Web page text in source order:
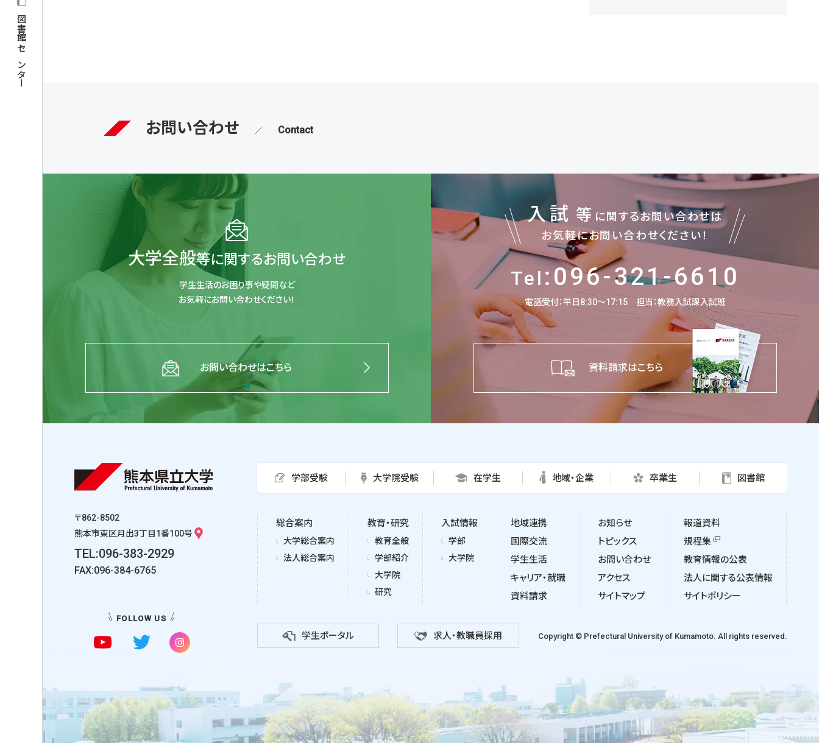
図書館・センター
お問い合わせ Contact
大学全般等に関するお問い合わせ
学生生活のお困り事や疑問など
お気軽にお問い合わせください！
お問い合わせはこちら
入試 等 に関するお問い合わせは
お気軽にお問い合わせください！
Tel :096-321-6610
電話受付：平日8:30～17:15 担当：教務入試課入試班
資料請求はこちら
〒862-8502
熊本市東区月出3丁目1番100号
TEL:096-383-2929
FAX:096-384-6765
FOLLOW US
学部受験 大学院受験 在学生 地域・企業 卒業生 図書館
総合案内
大学総合案内
法人総合案内
教育・研究
教育全般
学部紹介
大学院
研究
入試情報
学部
大学院
地域連携
国際交流
学生生活
キャリア・就職
資料請求
お知らせ
トピックス
お問い合わせ
アクセス
サイトマップ
報道資料
規程集
教育情報の公表
法人に関する公表情報
サイトポリシー
学生ポータル 求人・教職員採用 Copyright © Prefectural University of Kumamoto. All rights reserved.